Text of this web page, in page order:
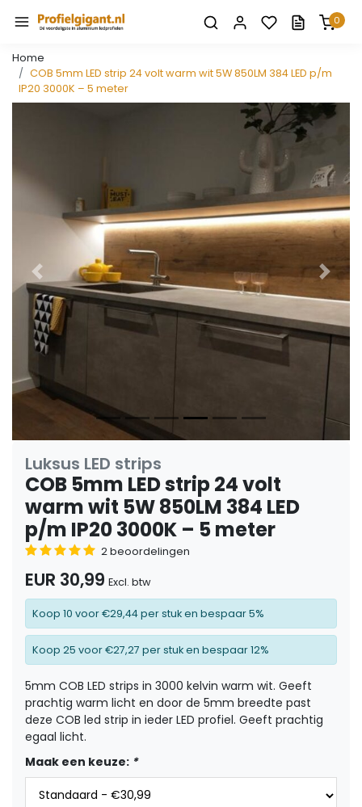
0
Home
COB 5mm LED strip 24 volt warm wit 5W 850LM 384 LED p/m
IP20 3000K – 5 meter
Vorige
Luksus LED strips
COB 5mm LED strip 24 volt
warm wit 5W 850LM 384 LED
p/m IP20 3000K – 5 meter
2 beoordelingen
EUR 30,99 Excl. btw
Koop 10 voor €29,44 per stuk en bespaar 5%
Koop 25 voor €27,27 per stuk en bespaar 12%
5mm COB LED strips in 3000 kelvin warm wit. Geeft
prachtig warm licht en door de 5mm breedte past
deze COB led strip in ieder LED profiel. Geeft prachtig
egaal licht.
Maak een keuze: *